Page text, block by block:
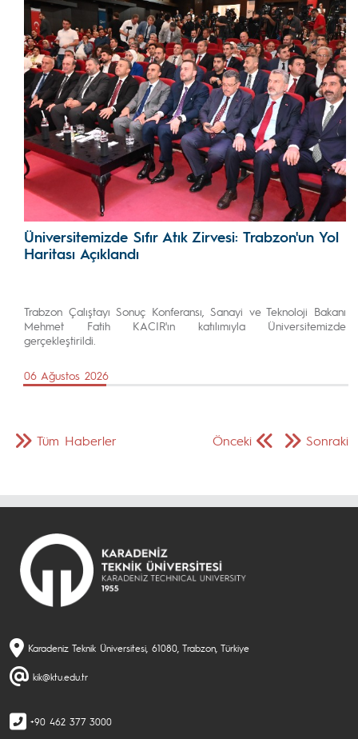
Üniversitemizde Sıfır Atık Zirvesi: Trabzon'un Yol
Haritası Açıklandı
Trabzon Çalıştayı Sonuç Konferansı, Sanayi ve Teknoloji Bakanı
Mehmet Fatih KACIR'ın katılımıyla Üniversitemizde
gerçekleştirildi.
06 Ağustos 2026
Önceki Sonraki
Tüm Haberler
Karadeniz Teknik Üniversitesi, 61080, Trabzon, Türkiye
kik@ktu.edu.tr
+90 462 377 3000